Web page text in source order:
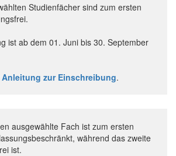
Studienfächer sind zum ersten
ist ab dem 01. Juni bis 30. September
Anleitung zur Einschreibung.
ausgewählte Fach ist zum ersten
während das zweite
ist.